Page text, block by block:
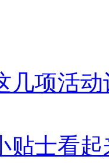
几项活
贴士看起